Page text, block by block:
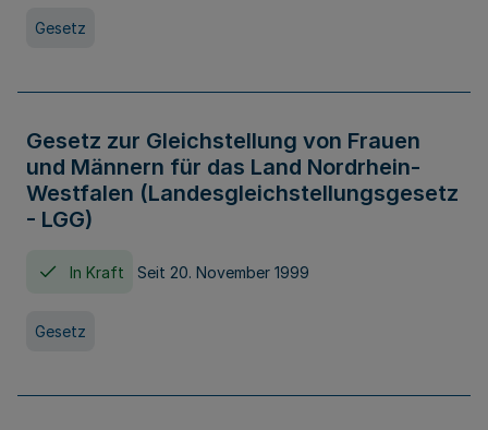
Gesetz
Gesetz zur Gleichstellung von Frauen
und Männern für das Land Nordrhein-
Westfalen (Landesgleichstellungsgesetz
- LGG)
In Kraft Seit 20. November 1999
Gesetz